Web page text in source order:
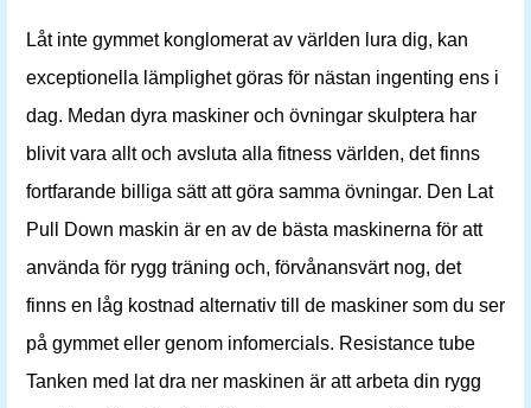
Låt inte gymmet konglomerat av världen lura dig, kan
exceptionella lämplighet göras för nästan ingenting ens i
dag. Medan dyra maskiner och övningar skulptera har
blivit vara allt och avsluta alla fitness världen, det finns
fortfarande billiga sätt att göra samma övningar. Den Lat
Pull Down maskin är en av de bästa maskinerna för att
använda för rygg träning och, förvånansvärt nog, det
finns en låg kostnad alternativ till de maskiner som du ser
på gymmet eller genom infomercials. Resistance tube
Tanken med lat dra ner maskinen är att arbeta din rygg